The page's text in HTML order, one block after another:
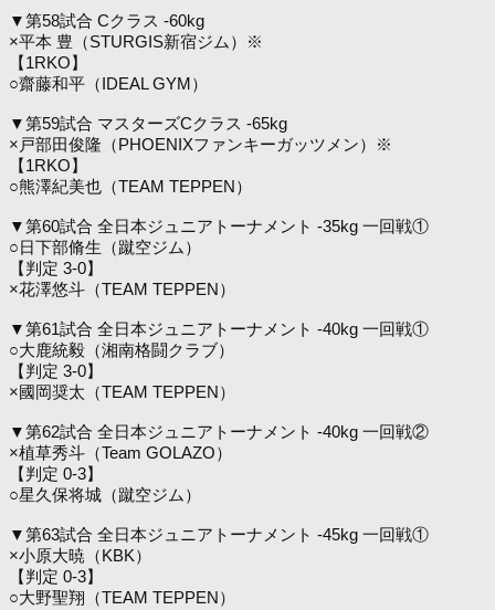
▼第58試合 Cクラス -60kg
×平本 豊（STURGIS新宿ジム）※
【1RKO】
○齋藤和平（IDEAL GYM）
▼第59試合 マスターズCクラス -65kg
×戸部田俊隆（PHOENIXファンキーガッツメン）※
【1RKO】
○熊澤紀美也（TEAM TEPPEN）
▼第60試合 全日本ジュニアトーナメント -35kg 一回戦①
○日下部脩生（蹴空ジム）
【判定 3-0】
×花澤悠斗（TEAM TEPPEN）
▼第61試合 全日本ジュニアトーナメント -40kg 一回戦①
○大鹿統毅（湘南格闘クラブ）
【判定 3-0】
×國岡奨太（TEAM TEPPEN）
▼第62試合 全日本ジュニアトーナメント -40kg 一回戦②
×植草秀斗（Team GOLAZO）
【判定 0-3】
○星久保将城（蹴空ジム）
▼第63試合 全日本ジュニアトーナメント -45kg 一回戦①
×小原大暁（KBK）
【判定 0-3】
○大野聖翔（TEAM TEPPEN）